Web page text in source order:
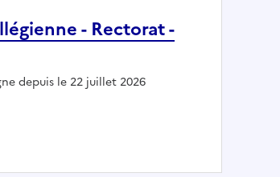
- Rectorat -
depuis le 22 juillet 2026
- Rectorat - RENNES (35)